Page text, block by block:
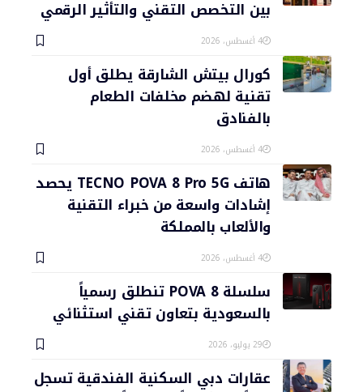
بين التخصص التقني والتأثير الرقمي
4 أغسطس، 2026
كورال بيتش الشارقة يطلق أول
تقنية لهضم مخلفات الطعام
بالفنادق
4 أغسطس، 2026
هاتف TECNO POVA 8 Pro 5G يحصد
إشادات واسعة من خبراء التقنية
والألعاب بالمملكة
4 أغسطس، 2026
سلسلة POVA 8 تنطلق رسمياً
بالسعودية بتعاون تقني استثنائي
29 يوليو، 2026
عقارات دبي السكنية الفندقية تسجل